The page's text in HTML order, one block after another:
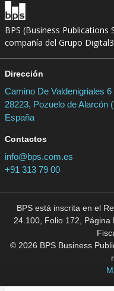
BPS (Business Publications
compañía del Grupo
Dirección
Camino De Valdenigriales 6
28223, Pozuelo de Alarcón
España
Contactos
info@bps.com.es
+91 313 79 00
BPS está inscrita en el
24.100, Folio 172,
© 2026 BPS Business